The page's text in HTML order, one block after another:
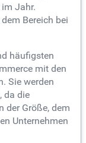
Jahr.
Bereich bei
häufigsten
mit den
Sie werden
da die
der Größe, dem
Unternehmen